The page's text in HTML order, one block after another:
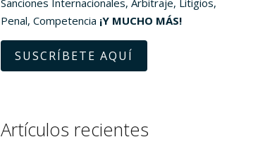
Sanciones Internacionales, Arbitraje, Litigios,
Penal, Competencia ¡Y MUCHO MÁS!
SUSCRÍBETE AQUÍ
Artículos recientes